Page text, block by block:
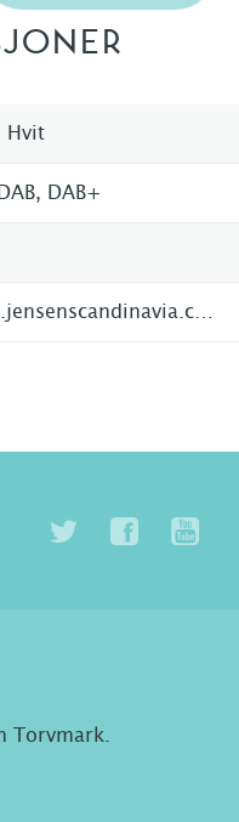
Hvit
DAB+
Torvmark.